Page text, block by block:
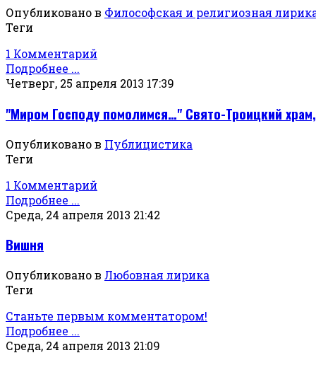
Опубликовано в Философская и религиозная
Теги
1 Комментарий
Подробнее ...
Четверг, 25 апреля 2013 17:39
"Миром Господу помолимся…" Свято-Троицкий
Опубликовано в Публицистика
Теги
1 Комментарий
Подробнее ...
Среда, 24 апреля 2013 21:42
Вишня
Опубликовано в Любовная лирика
Теги
Станьте первым комментатором!
Подробнее ...
Среда, 24 апреля 2013 21:09